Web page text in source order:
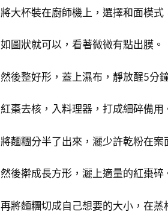
將大杯裝在廚師機上，選擇和面模式
如圖狀就可以，看著微微有點出膜。
然後整好形，蓋上濕布，靜放醒5分
紅棗去核，入料理器，打成細碎備用
將麵糰分半了出來，灑少許乾粉在案
然後擀成長方形，灑上適量的紅棗碎
再將麵糰切成自己想要的大小，在蒸